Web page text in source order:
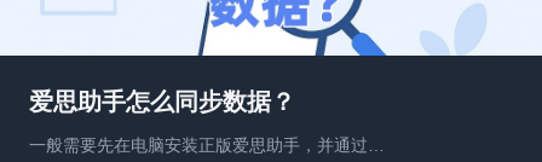
爱思助手怎么同步数据？
一般需要先在电脑安装正版爱思助手，并通过…